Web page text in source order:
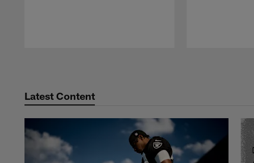
Latest Content